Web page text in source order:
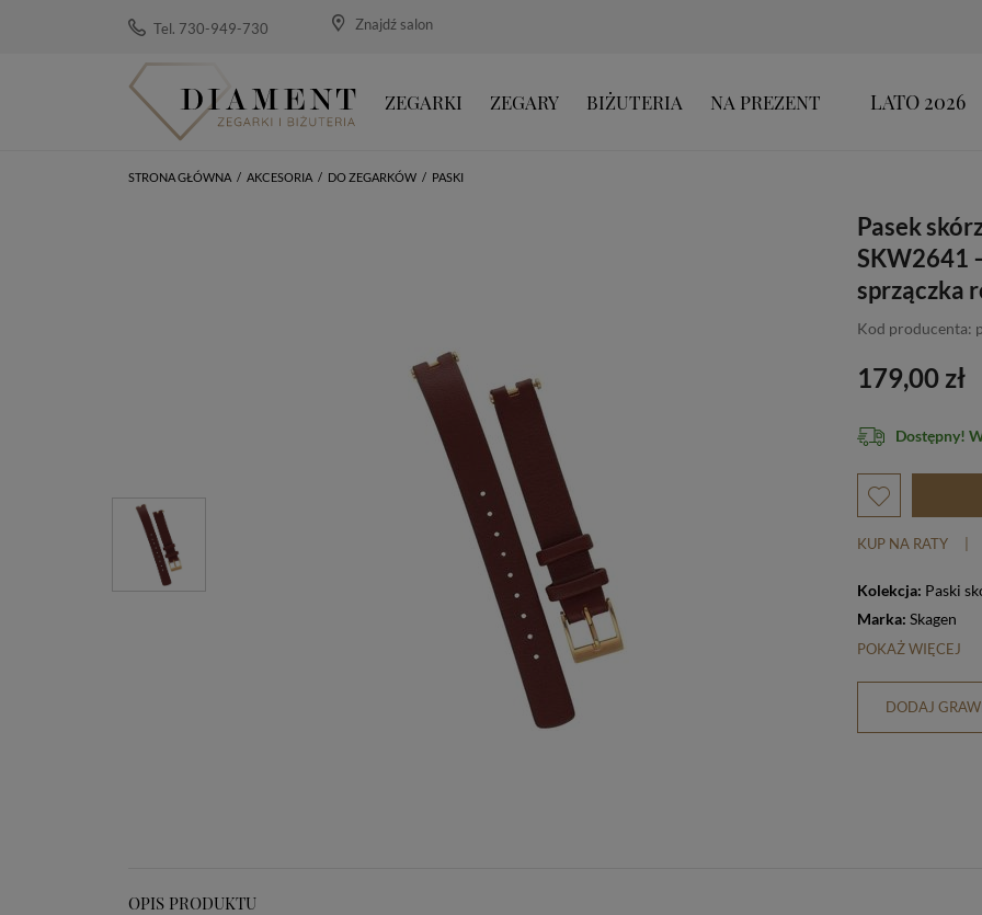
Tel. 730-949-730 Znajdź salon
ZEGARKI ZEGARY BIŻUTERIA NA PREZENT LATO 2026
STRONA GŁÓWNA / AKCESORIA / DO ZEGARKÓW / PASKI
Pasek
SKW2641
sprzączka
Kod producenta:
179,00 zł
Dostępny!
KUP NA RATY
Kolekcja: Paski
Marka: Skagen
POKAŻ WIĘCEJ
DODAJ
OPIS PRODUKTU